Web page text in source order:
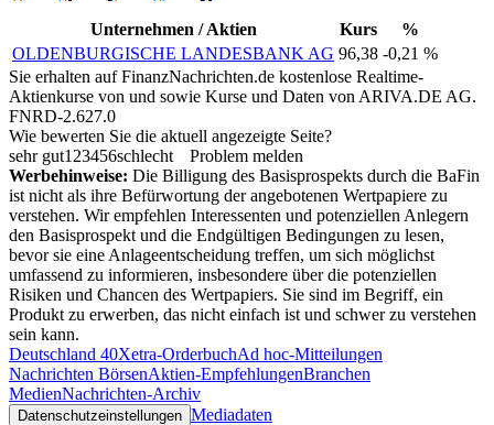
Unternehmen / Aktien Kurs
%
OLDENBURGISCHE LANDESBANK AG 96,38 -0,21 %
Sie erhalten auf FinanzNachrichten.de kostenlose Realtime-
Aktienkurse von und sowie Kurse und Daten von ARIVA.DE AG.
FNRD-2.627.0
Wie bewerten Sie die aktuell angezeigte Seite?
sehr gut1 23456schlecht
Problem melden
Werbehinweise: Die Billigung des Basisprospekts durch die BaFin
ist nicht als ihre Befürwortung der angebotenen Wertpapiere zu
verstehen. Wir empfehlen Interessenten und potenziellen Anlegern
den Basisprospekt und die Endgültigen Bedingungen zu lesen,
bevor sie eine Anlageentscheidung treffen, um sich möglichst
umfassend zu informieren, insbesondere über die potenziellen
Risiken und Chancen des Wertpapiers. Sie sind im Begriff, ein
Produkt zu erwerben, das nicht einfach ist und schwer zu verstehen
sein kann.
Deutschland 40Xetra-OrderbuchAd hoc-Mitteilungen
Nachrichten BörsenAktien-EmpfehlungenBranchen
MedienNachrichten-Archiv
Datenschutzeinstellungen Mediadaten